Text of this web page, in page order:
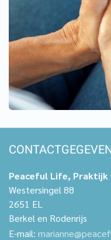
Peaceful Life, Praktijk
Westersingel 88
2651 EL
Berkel en Rodenrijs
E-mail: